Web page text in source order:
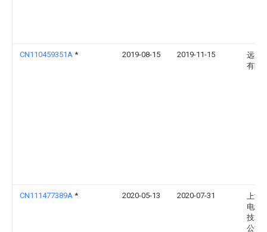
CN110459351A * 2019-08-15 2019-11-15
远东
有限
CN111477389A * 2020-05-13 2020-07-31
上海
电线
技术
公司